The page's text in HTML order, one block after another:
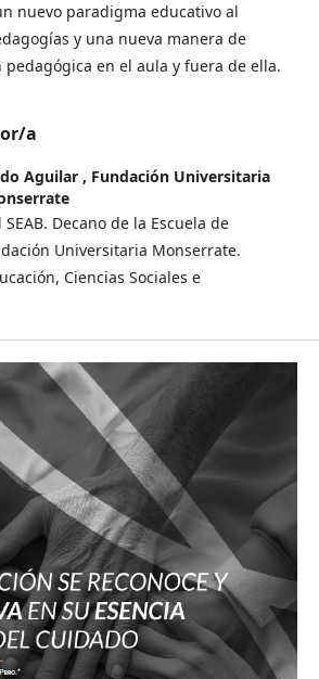
nuevo paradigma educativo al
y una nueva manera de
en el aula y fuera de ella.
a
Aguilar , Fundación Universitaria
Decano de la Escuela de
Universitaria Monserrate.
Ciencias Sociales e